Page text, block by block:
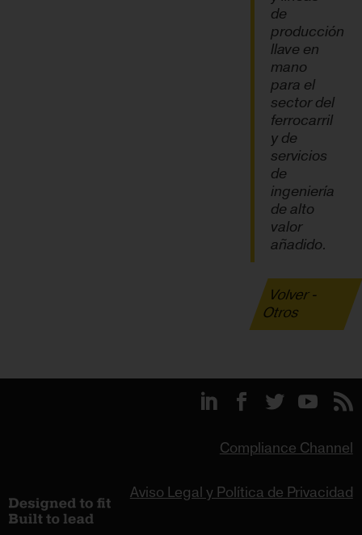
de
producción
llave en
mano
para el
sector del
ferrocarril
y de
servicios
de
ingeniería
de alto
valor
añadido.
Volver -
Otros
Compliance Channel
Aviso Legal y Política de Privacidad